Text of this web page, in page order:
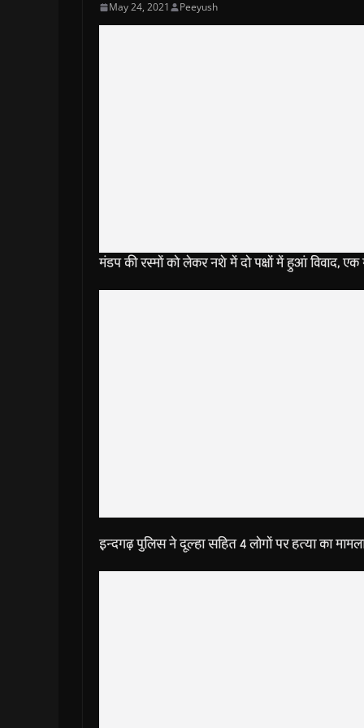
May 24, 2021 Peeyush
मंडप की रस्मों को लेकर नशे में दो पक्षों में हुआं विवाद, एक
इन्दगढ़ पुलिस ने दूल्हा सहित 4 लोगों पर हत्या का